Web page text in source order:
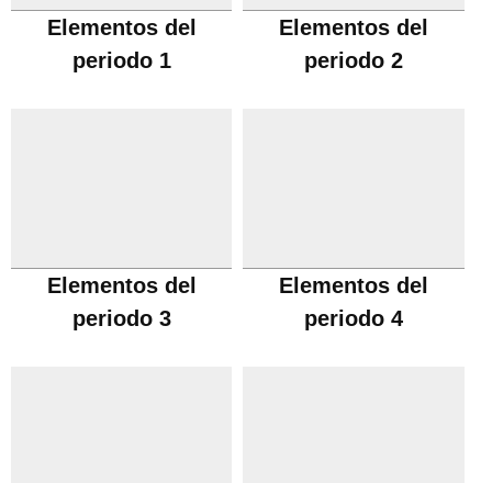
Elementos del
periodo 1
Elementos del
periodo 2
Elementos del
periodo 3
Elementos del
periodo 4